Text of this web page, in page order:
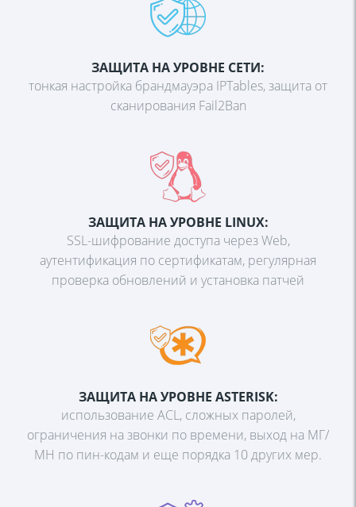
ЗАЩИТА НА УРОВНЕ СЕТИ:
тонкая настройка брандмауэра IPTables, защита от
сканирования Fail2Ban
ЗАЩИТА НА УРОВНЕ LINUX:
SSL-шифрование доступа через Web,
аутентификация по сертификатам, регулярная
проверка обновлений и установка патчей
ЗАЩИТА НА УРОВНЕ ASTERISK:
использование ACL, сложных паролей,
ограничения на звонки по времени, выход на МГ/
МН по пин-кодам и еще порядка 10 других мер.